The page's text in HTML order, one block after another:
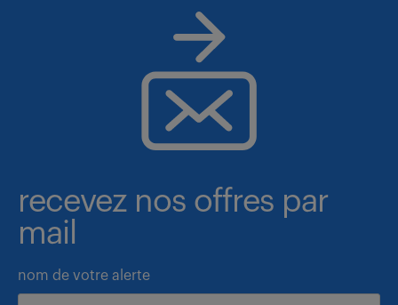
recevez nos offres par
mail
nom de votre alerte